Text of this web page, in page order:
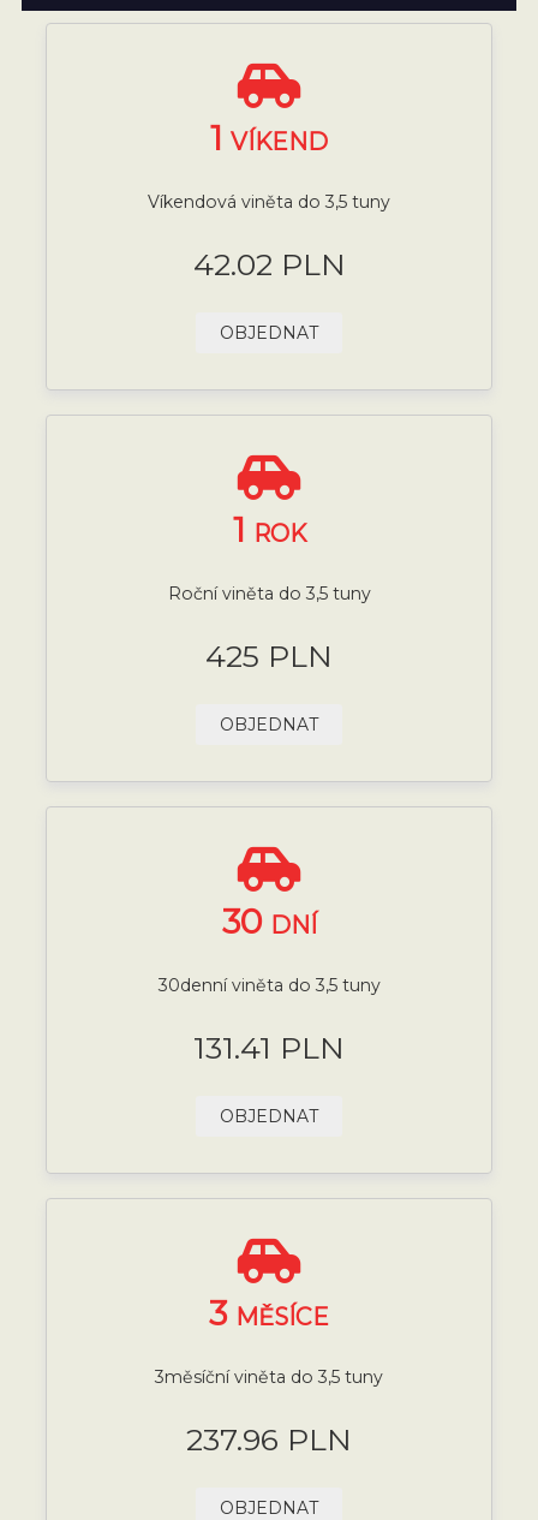
1 VÍKEND
Víkendová viněta do 3,5 tuny
42.02 PLN
OBJEDNAT
1 ROK
Roční viněta do 3,5 tuny
425 PLN
OBJEDNAT
30 DNÍ
30denní viněta do 3,5 tuny
131.41 PLN
OBJEDNAT
3 MĚSÍCE
3měsíční viněta do 3,5 tuny
237.96 PLN
OBJEDNAT